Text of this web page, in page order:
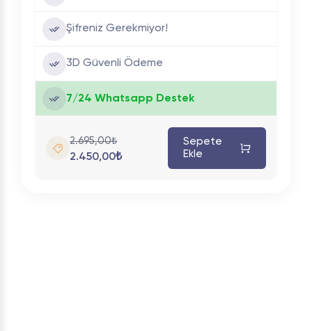
Şifreniz Gerekmiyor!
3D Güvenli Ödeme
7/24 Whatsapp Destek
2.695,00₺
2.450,00₺
Sepete
Ekle